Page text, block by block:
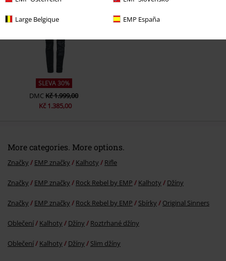
Large Belgique EMP España
SLEVA 30%
DMCKč 1.999,00
Kč 1.385,00
More categories. More options.
Značky EMP značky Kalhoty Rifle
Značky EMP značky Rock Rebel by EMP Kalhoty Džíny
Značky EMP značky Rock Rebel by EMP Sbírky Original Sinners
Oblečení Kalhoty Džíny Roztrhané džíny
Oblečení Kalhoty Džíny Slim džíny